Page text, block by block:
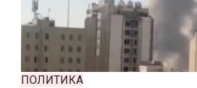
ПОЛИТИКА